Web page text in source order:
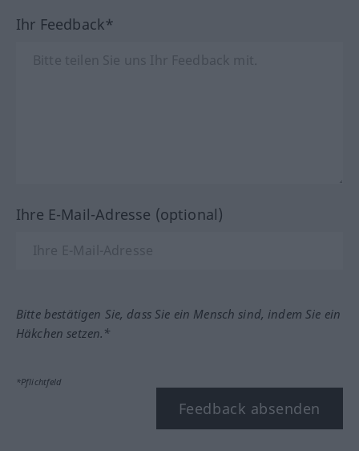
Ihr Feedback*
Ihre E-Mail-Adresse (optional)
Bitte bestätigen Sie, dass Sie ein Mensch sind, indem Sie ein
Häkchen setzen.*
*Pflichtfeld
Feedback absenden